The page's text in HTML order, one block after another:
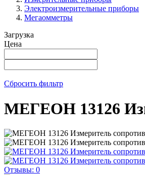
Электроизмерительные приборы
Мегаомметры
Загрузка
Цена
Сбросить фильтр
МЕГЕОН 13126
Отзывы: 0